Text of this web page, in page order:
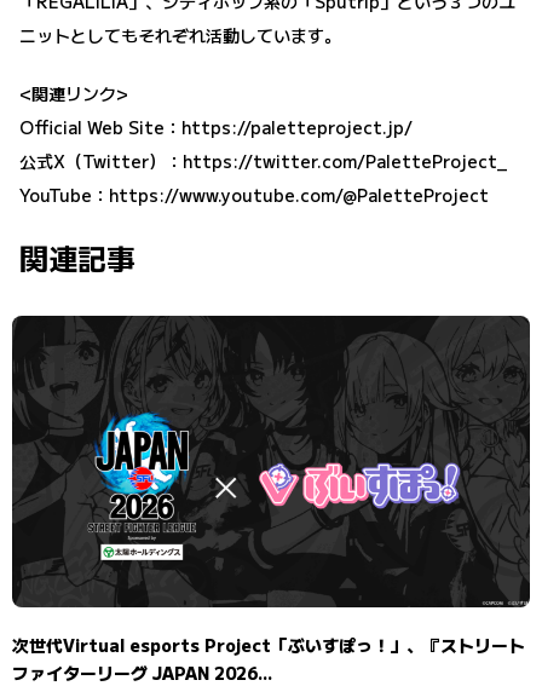
ニットとしてもそれぞれ活動しています。
<関連リンク>
Official Web Site： https://paletteproject.jp/
公式X（Twitter）： https://twitter.com/PaletteProject_
YouTube： https://www.youtube.com/@PaletteProject
関連記事
次世代Virtual esports Project「ぶいすぽっ！」、『ストリート
ファイターリーグ JAPAN 2026...